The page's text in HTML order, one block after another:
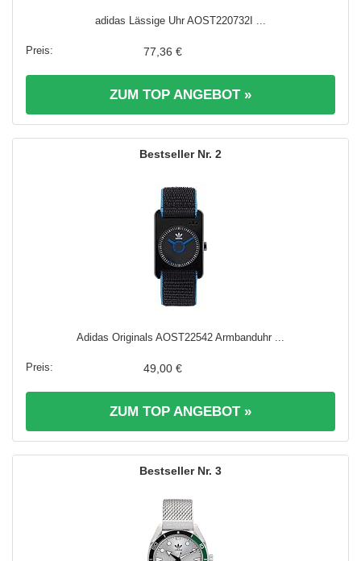
adidas Lässige Uhr AOST220732I ...
77,36 €
ZUM TOP ANGEBOT »
2
Adidas Originals AOST22542 Armbanduhr ...
49,00 €
ZUM TOP ANGEBOT »
3